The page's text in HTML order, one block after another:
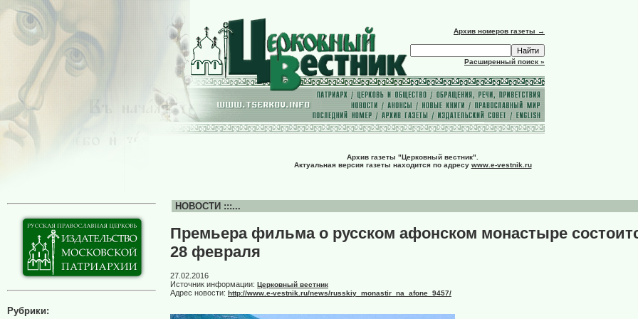
Архив номеров газеты →
Расширенный поиск »
Архив газеты "Церковный вестник".
Актуальная версия газеты находится по адресу www.e-vestnik.ru
Рубрики:
НОВОСТИ :::...
Премьера фильма о русском афонском монастыре
28 февраля
27.02.2016
Источник информации: Церковный вестник
Адрес новости: http://www.e-vestnik.ru/news/russkiy_monastir_na_afone_9457/